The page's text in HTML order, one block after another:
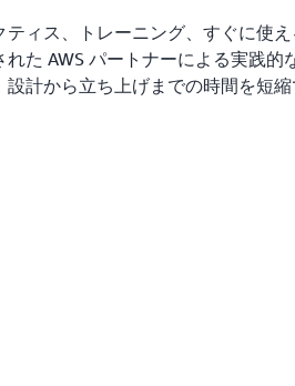
ィス、トレーニング、すぐに使
た AWS パートナーによる実践的
計から立ち上げまでの時間を短縮